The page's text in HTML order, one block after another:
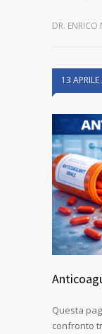
DR. ENRICO
13
Questa
confronto